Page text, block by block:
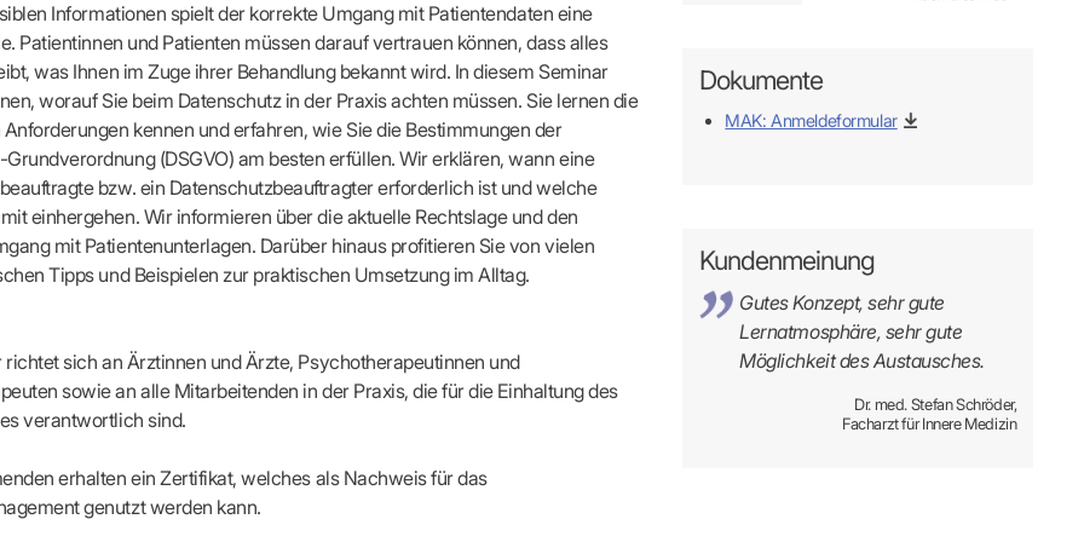
Praxissitze
Offen oder gesperrt?
Informationsangebot
PRAXIS
& Businessplan
Dienstplanung mit BD-Online
Bereitschaftspraxis/Notfallpraxis finden
Kooperationsärzte
Bereitschaftsdienst-Vertreter-Börse
NEUE VERSORGUNGSMODELLE
Videosprechstunde
ASV
Hybrid-DRG
DMP
PRIMA
Prä-/Poststationäre Versorgung
Rechtsquellen
Arzt-Patienten-Forum Bestellung
Gesundheitstage
der Ärzte/Therapeuten
Zulassungsausschüsse
Koordinierungsstelle Weiterbildung
Kompetenzzentrum Hygiene
Freie Allianz der Länder-KVen
KV SIS BW SICHERSTELLUNGS-
GMBH
Unsere Termine
Feedbackmanagement
Informationen spielt der korrekte Umgang mit Patientendaten eine
Patientinnen und Patienten müssen darauf vertrauen können, dass alles
was Ihnen im Zuge ihrer Behandlung bekannt wird. In diesem Seminar
worauf Sie beim Datenschutz in der Praxis achten müssen. Sie lernen die
kennen und erfahren, wie Sie die Bestimmungen der
(DSGVO) am besten erfüllen. Wir erklären, wann eine
bzw. ein Datenschutzbeauftragter erforderlich ist und welche
einhergehen. Wir informieren über die aktuelle Rechtslage und den
mit Patientenunterlagen. Darüber hinaus profitieren Sie von vielen
Tipps und Beispielen zur praktischen Umsetzung im Alltag.
richtet sich an Ärztinnen und Ärzte, Psychotherapeutinnen und
sowie an alle Mitarbeitenden in der Praxis, die für die Einhaltung des
verantwortlich sind.
erhalten ein Zertifikat, welches als Nachweis für das
genutzt werden kann.
Dokumente
MAK: Anmeldeformular
Kundenmeinung
Gutes Konzept, sehr gute
Lernatmosphäre, sehr gute
Möglichkeit des Austausches.
Dr. med. Stefan Schröder,
Facharzt für Innere Medizin